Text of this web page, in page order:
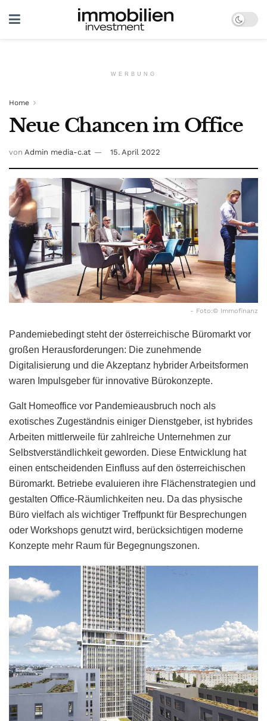
WERBUNG
Home
Neue Chancen im Office
von Admin media-c.at 15. April 2022
- Foto:© Immofinanz
Pandemiebedingt steht der österreichische Büromarkt vor
großen Herausforderungen: Die zunehmende
Digitalisierung und die Akzeptanz hybrider Arbeitsformen
waren Impulsgeber für innovative Bürokonzepte.
Galt Homeoffice vor Pandemieausbruch noch als
exotisches Zugeständnis einiger Dienstgeber, ist hybrides
Arbeiten mittlerweile für zahlreiche Unternehmen zur
Selbstverständlichkeit geworden. Diese Entwicklung hat
einen entscheidenden Einfluss auf den österreichischen
Büromarkt. Betriebe evaluieren ihre Flächenstrategien und
gestalten Office-Räumlichkeiten neu. Da das physische
Büro vielfach als wichtiger Treffpunkt für Besprechungen
oder Workshops genutzt wird, berücksichtigen moderne
Konzepte mehr Raum für Begegnungszonen.